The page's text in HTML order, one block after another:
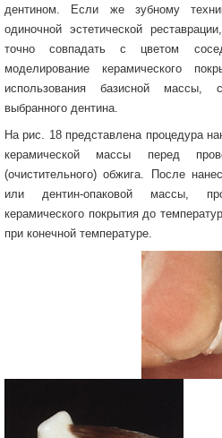
дентином. Если же зубному
одиночной эстетической
точно совпадать с цветом
моделирование керамического
использования базисной массы,
выбранного дентина.
На рис. 18 представлена процедура
керамической массы перед
(очистительного) обжига. После
или дентин-опаковой массы,
керамического покрытия до
при конечной температуре.